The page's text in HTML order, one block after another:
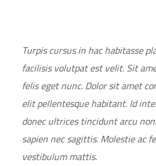
Turpis cursus in hac habitasse
facilisis volutpat est velit. Sit
felis eget nunc. Dolor sit amet
elit pellentesque habitant. Id
donec ultrices tincidunt arcu
sapien nec sagittis. Molestie ac
vestibulum mattis.